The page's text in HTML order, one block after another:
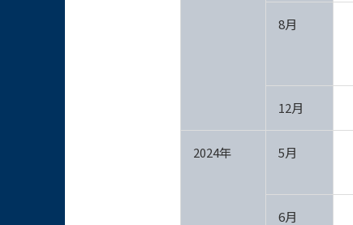
8月
12月
2024年 5月
6月